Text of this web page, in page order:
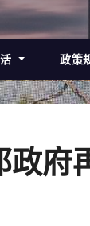
政策
政